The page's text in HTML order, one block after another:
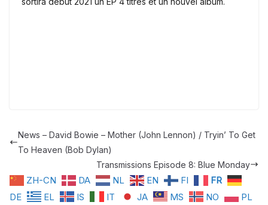
News – David Bowie – Mother (John Lennon) / Tryin’ To Get
To Heaven (Bob Dylan)
Transmissions Episode 8: Blue Monday
ZH-CN DA NL EN FI
FR
DE
EL IS IT JA MS NO
PL